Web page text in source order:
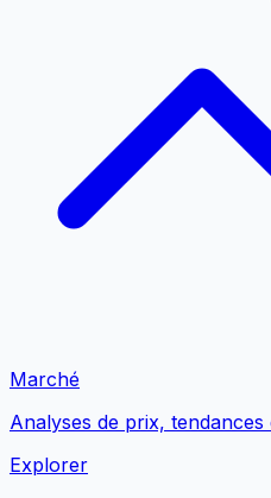
Marché
Analyses de prix,
Explorer